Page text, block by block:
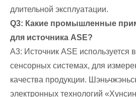
длительной эксплуатации.
Q3: Какие промышленные
для источника ASE?
A3: Источник ASE
сенсорных системах, для
качества продукции.
электронных технологий